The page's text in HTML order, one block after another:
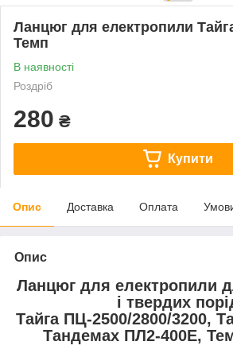
Ланцюг для електропили
Темп
В наявності
Роздріб
280 ₴
Купити
Опис Доставка Оплата
Опис
Ланцюг для електропили
і твердих
Тайга ПЦ-2500/2800/3200,
Тандемах ПЛ2-400Е,